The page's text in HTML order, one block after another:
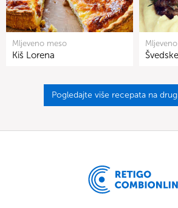
Mljeveno meso
Kiš Lorena
Pogledajte više recepata na